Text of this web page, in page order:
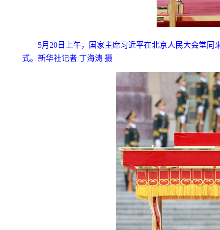
5月20日上午，国家主席习近平在北京人民大会堂
式。新华社记者 丁海涛 摄